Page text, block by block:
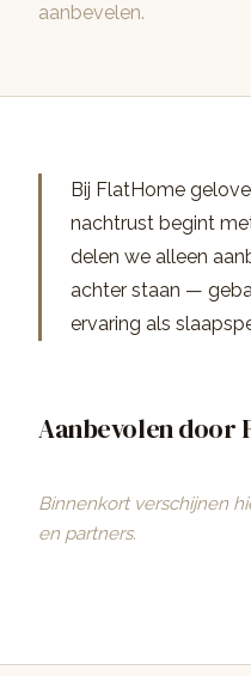
aanbevelen.
Bij FlatHome
nachtrust begint
delen we alleen
achter staan —
ervaring als
Aanbevolen door
Binnenkort verschijnen
en partners.